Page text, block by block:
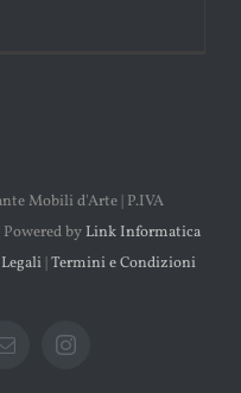
Mobili d'Arte | P.IVA
| Powered by Link Informatica
|Termini e Condizioni
Email Instagram